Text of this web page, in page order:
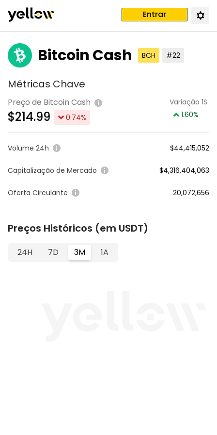
Entrar
Bitcoin Cash BCH #22
Métricas Chave
Preço de Bitcoin Cash
$214.99 0.74%
Variação 1S
1.60%
Volume 24h $44,415,052
Capitalização de Mercado $4,316,404,063
Oferta Circulante 20,072,656
Preços Históricos (em USDT)
24H 7D 3M 1A